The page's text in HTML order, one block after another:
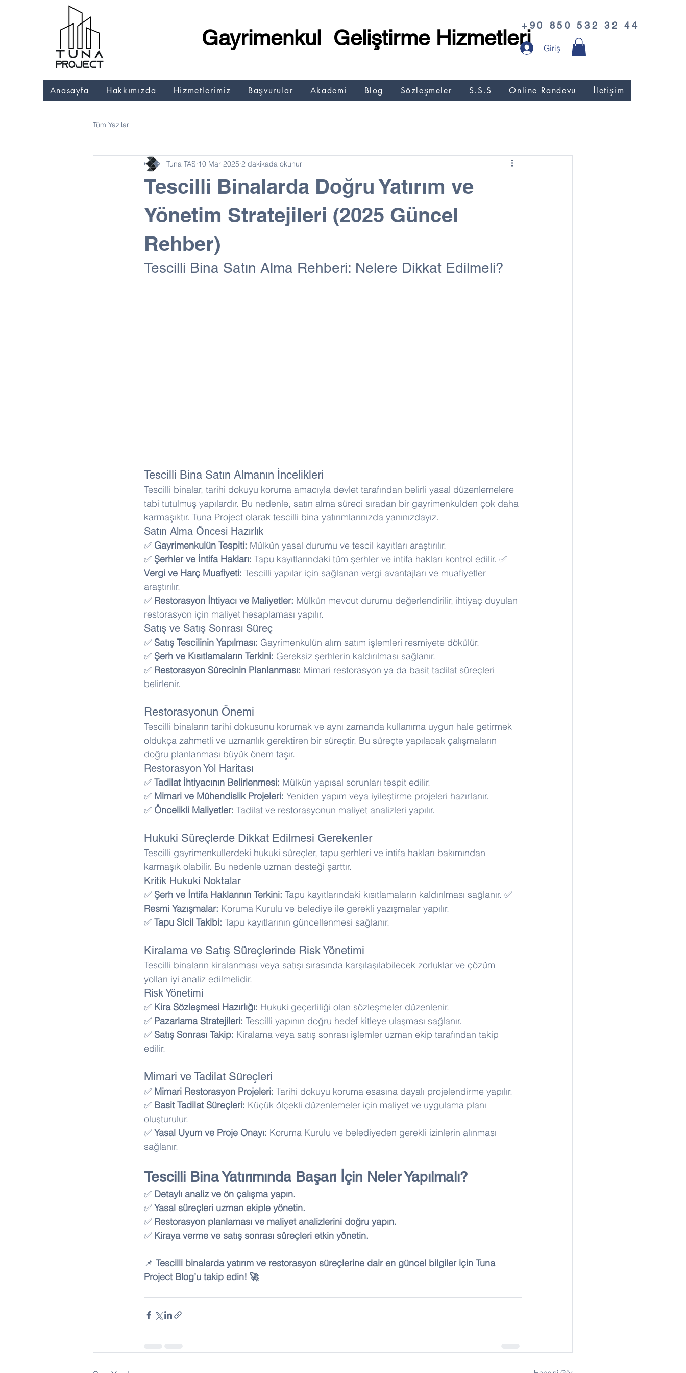
Gayrimenkul Geliştirme Hizmetleri
+90 850 532 32 44
Giriş
Anasayfa Hakkımızda Hizmetlerimiz Başvurular Akademi Blog Sözleşmeler S.S.S Online Randevu İletişim
Tüm Yazılar
Tescilli Binalarda Doğru Yatırım ve
Yönetim Stratejileri (2025 Güncel
Rehber)
Tuna TAS 10 Mar 2025 2 dakikada okunur
Tescilli Bina Satın Alma Rehberi: Nelere Dikkat Edilmeli?
Tescilli Bina Satın Almanın İncelikleri
Tescilli binalar, tarihi dokuyu koruma amacıyla devlet tarafından belirli yasal düzenlemelere
tabi tutulmuş yapılardır. Bu nedenle, satın alma süreci sıradan bir gayrimenkulden çok daha
karmaşıktır. Tuna Project olarak tescilli bina yatırımlarınızda yanınızdayız.
Satın Alma Öncesi Hazırlık
✅ Gayrimenkulün Tespiti: Mülkün yasal durumu ve tescil kayıtları araştırılır.
✅ Şerhler ve İntifa Hakları: Tapu kayıtlarındaki tüm şerhler ve intifa hakları kontrol edilir. ✅
Vergi ve Harç Muafiyeti: Tescilli yapılar için sağlanan vergi avantajları ve muafiyetler
araştırılır.
✅ Restorasyon İhtiyacı ve Maliyetler: Mülkün mevcut durumu değerlendirilir, ihtiyaç duyulan
restorasyon için maliyet hesaplaması yapılır.
Satış ve Satış Sonrası Süreç
✅ Satış Tescilinin Yapılması: Gayrimenkulün alım satım işlemleri resmiyete dökülür.
✅ Şerh ve Kısıtlamaların Terkini: Gereksiz şerhlerin kaldırılması sağlanır.
✅ Restorasyon Sürecinin Planlanması: Mimari restorasyon ya da basit tadilat süreçleri
belirlenir.
Restorasyonun Önemi
Tescilli binaların tarihi dokusunu korumak ve aynı zamanda kullanıma uygun hale getirmek
oldukça zahmetli ve uzmanlık gerektiren bir süreçtir. Bu süreçte yapılacak çalışmaların
doğru planlanması büyük önem taşır.
Restorasyon Yol Haritası
✅ Tadilat İhtiyacının Belirlenmesi: Mülkün yapısal sorunları tespit edilir.
✅ Mimari ve Mühendislik Projeleri: Yeniden yapım veya iyileştirme projeleri hazırlanır.
✅ Öncelikli Maliyetler: Tadilat ve restorasyonun maliyet analizleri yapılır.
Hukuki Süreçlerde Dikkat Edilmesi Gerekenler
Tescilli gayrimenkullerdeki hukuki süreçler, tapu şerhleri ve intifa hakları bakımından
karmaşık olabilir. Bu nedenle uzman desteği şarttır.
Kritik Hukuki Noktalar
✅ Şerh ve İntifa Haklarının Terkini: Tapu kayıtlarındaki kısıtlamaların kaldırılması sağlanır. ✅
Resmi Yazışmalar: Koruma Kurulu ve belediye ile gerekli yazışmalar yapılır.
✅ Tapu Sicil Takibi: Tapu kayıtlarının güncellenmesi sağlanır.
Kiralama ve Satış Süreçlerinde Risk Yönetimi
Tescilli binaların kiralanması veya satışı sırasında karşılaşılabilecek zorluklar ve çözüm
yolları iyi analiz edilmelidir.
Risk Yönetimi
✅ Kira Sözleşmesi Hazırlığı: Hukuki geçerliliği olan sözleşmeler düzenlenir.
✅ Pazarlama Stratejileri: Tescilli yapının doğru hedef kitleye ulaşması sağlanır.
✅ Satış Sonrası Takip: Kiralama veya satış sonrası işlemler uzman ekip tarafından takip
edilir.
Mimari ve Tadilat Süreçleri
✅ Mimari Restorasyon Projeleri: Tarihi dokuyu koruma esasına dayalı projelendirme yapılır.
✅ Basit Tadilat Süreçleri: Küçük ölçekli düzenlemeler için maliyet ve uygulama planı
oluşturulur.
✅ Yasal Uyum ve Proje Onayı: Koruma Kurulu ve belediyeden gerekli izinlerin alınması
sağlanır.
Tescilli Bina Yatırımında Başarı İçin Neler Yapılmalı?
✅ Detaylı analiz ve ön çalışma yapın.
✅ Yasal süreçleri uzman ekiple yönetin.
✅ Restorasyon planlaması ve maliyet analizlerini doğru yapın.
✅ Kiraya verme ve satış sonrası süreçleri etkin yönetin.
📌 Tescilli binalarda yatırım ve restorasyon süreçlerine dair en güncel bilgiler için Tuna
Project Blog’u takip edin! 🚀